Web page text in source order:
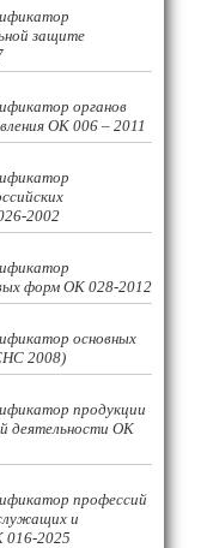
защите
органов
ОК 006 – 2011
2002
форм ОК 028-2012
основных
2008)
продукции
деятельности ОК
профессий
и
016-2025